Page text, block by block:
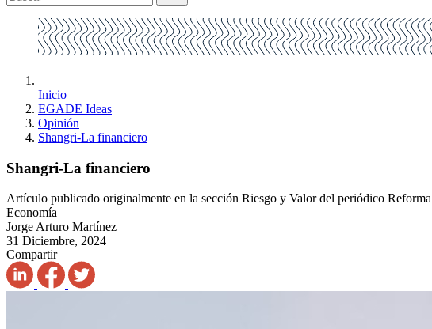
Inicio
EGADE Ideas
Opinión
Shangri-La financiero
Shangri-La financiero
Artículo publicado originalmente en la sección Riesgo y Valor del periódico Reforma
Economía
Jorge Arturo Martínez
31 Diciembre, 2024
Compartir